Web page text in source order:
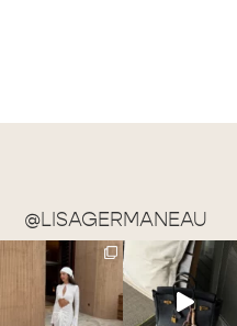
@LISAGERMANEAU